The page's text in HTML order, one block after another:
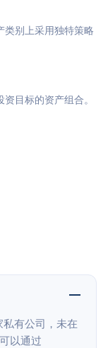
类别上采用独特策略
目标的资产组合。
有公司，未在
以通过